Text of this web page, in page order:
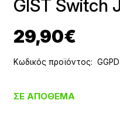
GIST Switch
29,90€
Κωδικός προϊόντος:
ΣΕ ΑΠΌΘΕΜΑ